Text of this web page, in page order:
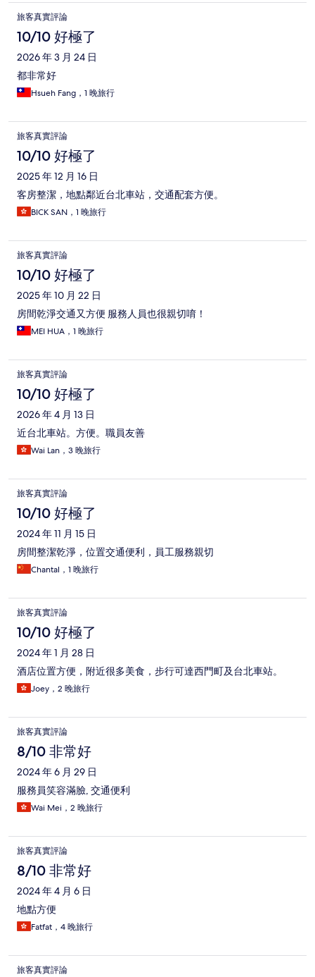
旅客真實評論
10/10 好極了
2026 年 3 月 24 日
都非常好
Hsueh Fang，1 晚旅行
旅客真實評論
10/10 好極了
2025 年 12 月 16 日
客房整潔，地點鄰近台北車站，交通配套方便。
BICK SAN，1 晚旅行
旅客真實評論
10/10 好極了
2025 年 10 月 22 日
房間乾淨交通又方便 服務人員也很親切唷！
MEI HUA，1 晚旅行
旅客真實評論
10/10 好極了
2026 年 4 月 13 日
近台北車站。方便。職員友善
Wai Lan，3 晚旅行
旅客真實評論
10/10 好極了
2024 年 11 月 15 日
房間整潔乾淨，位置交通便利，員工服務親切
Chantal，1 晚旅行
旅客真實評論
10/10 好極了
2024 年 1 月 28 日
酒店位置方便，附近很多美食，步行可達西門町及台北車站。
Joey，2 晚旅行
旅客真實評論
8/10 非常好
2024 年 6 月 29 日
服務員笑容滿臉, 交通便利
Wai Mei，2 晚旅行
旅客真實評論
8/10 非常好
2024 年 4 月 6 日
地點方便
Fatfat，4 晚旅行
旅客真實評論